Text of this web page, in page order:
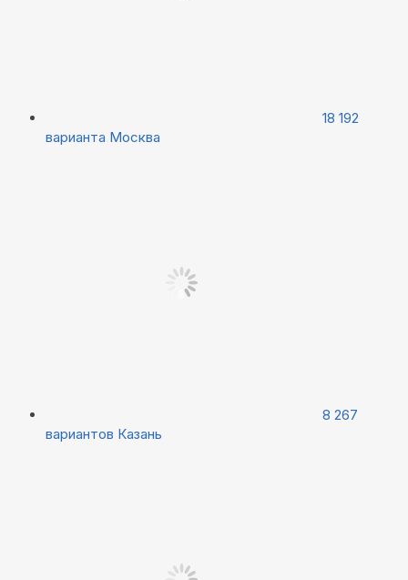
18 192
варианта Москва
8 267
вариантов Казань